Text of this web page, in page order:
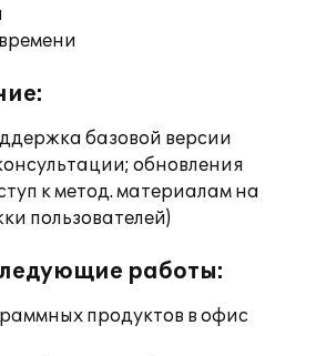
базовой версии
обновления
к метод. материалам на
пользователей)
работы:
продуктов в офис